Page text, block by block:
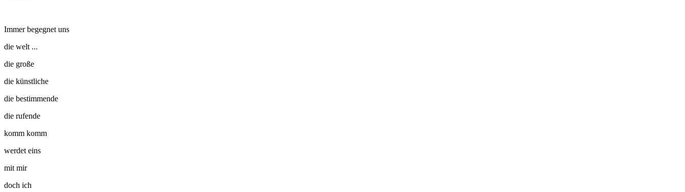
Immer begegnet uns
die welt ...
die große
die künstliche
die bestimmende
die rufende
komm komm
werdet eins
mit mir
doch ich